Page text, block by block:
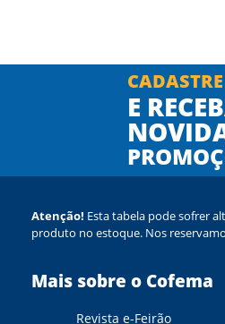
E
Atenção! Esta tabela pode sofrer
produto no estoque. Nos
Mais sobre o Cofema
Revista e-Feirão